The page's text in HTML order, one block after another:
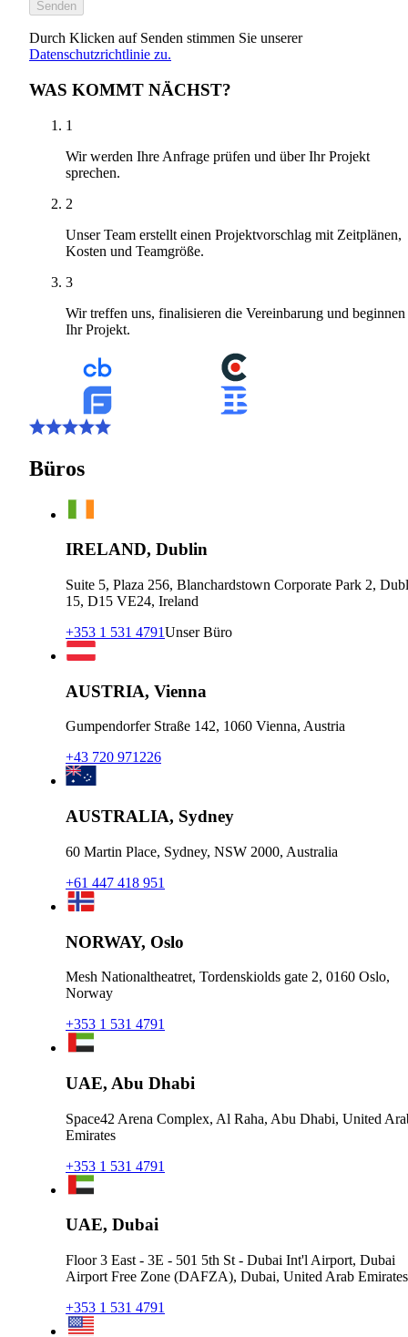
Senden
Durch Klicken auf Senden stimmen Sie unserer
Datenschutzrichtlinie zu.
WAS KOMMT NÄCHST?
1
Wir werden Ihre Anfrage prüfen und über Ihr Projekt
sprechen.
2
Unser Team erstellt einen Projektvorschlag mit Zeitplänen,
Kosten und Teamgröße.
3
Wir treffen uns, finalisieren die Vereinbarung und beginnen
Ihr Projekt.
Büros
IRELAND, Dublin
Suite 5, Plaza 256, Blanchardstown Corporate Park 2,
15, D15 VE24, Ireland
+353 1 531 4791Unser Büro
AUSTRIA, Vienna
Gumpendorfer Straße 142, 1060 Vienna, Austria
+43 720 971226
AUSTRALIA, Sydney
60 Martin Place, Sydney, NSW 2000, Australia
+61 447 418 951
NORWAY, Oslo
Mesh Nationaltheatret, Tordenskiolds gate 2, 0160 Oslo,
Norway
+353 1 531 4791
UAE, Abu Dhabi
Space42 Arena Complex, Al Raha, Abu Dhabi, United
Emirates
+353 1 531 4791
UAE, Dubai
Floor 3 East - 3E - 501 5th St - Dubai Int'l Airport, Dubai
Airport Free Zone (DAFZA), Dubai, United Arab Emirates
+353 1 531 4791